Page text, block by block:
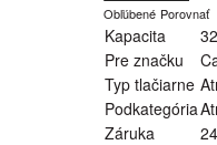
Obľúbené Porovnať
Kapacita
Pre značku
Typ tlačiarne
Podkategória
Záruka